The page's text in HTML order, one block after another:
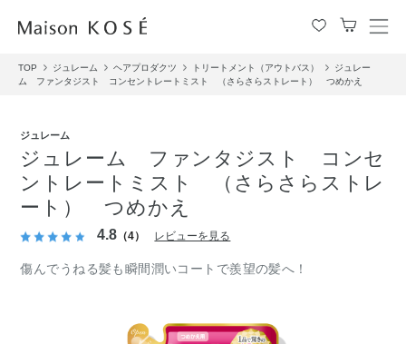
メ
す
る
TOP ジュレーム ヘアプロダクツ トリートメント（アウトバス）
ジュレー
ム ファンタジスト コンセントレートミスト （さらさらストレート） つめかえ
ジュレーム
ジュレーム ファンタジスト コンセ
ントレートミスト （さらさらストレ
ート） つめかえ
4.8 （4） レビューを見る
傷んでうねる髪も瞬間潤いコートで羨望の髪へ！